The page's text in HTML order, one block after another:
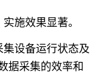
施效果显著。
设备运行状态及
据采集的效率和